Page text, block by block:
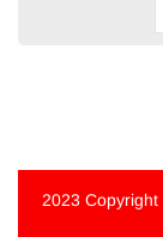
2023 Copyright